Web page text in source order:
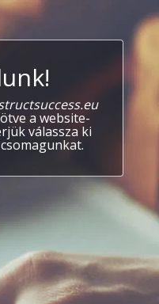
a website-
válassza ki